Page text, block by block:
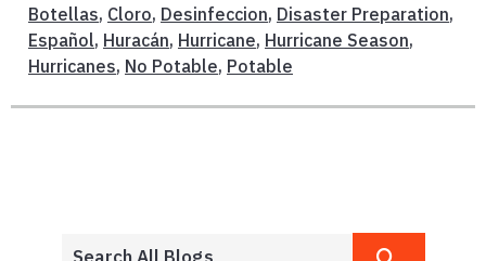
Botellas, Cloro, Desinfeccion, Disaster Preparation,
Español, Huracán, Hurricane, Hurricane Season,
Hurricanes, No Potable, Potable